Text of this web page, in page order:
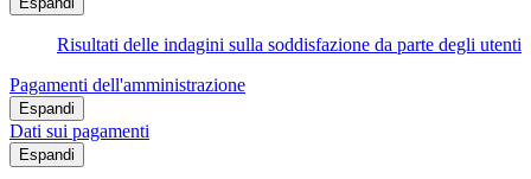
Risultati delle indagini sulla soddisfazione da parte degli utenti
Pagamenti dell'amministrazione
Espandi
Dati sui pagamenti
Espandi